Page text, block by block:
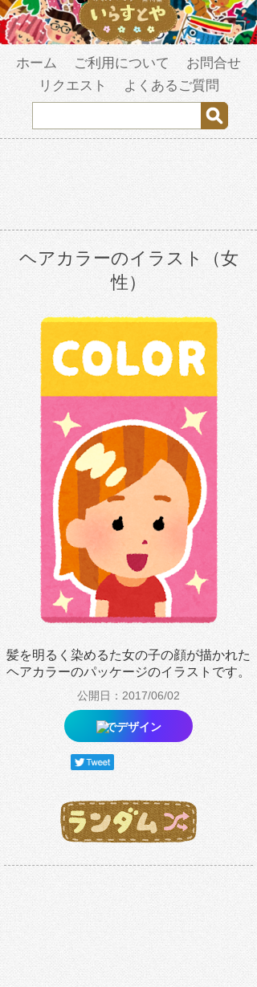
ホーム ご利用について
お問合せ
リクエスト
よくあるご質問
ヘアカラーのイラスト（女
性）
髪を明るく染めるた女の子の顔が描かれた
ヘアカラーのパッケージのイラストです。
公開日：2017/06/02
でデザイン